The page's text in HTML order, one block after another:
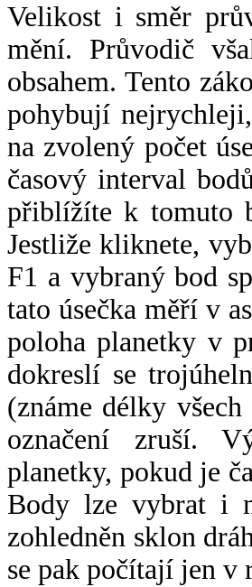
Velikost i směr
mění. Průvodič
obsahem. Tento
pohybují
na zvolený počet
časový interval
přiblížíte k tomuto
Jestliže kliknete,
F1 a vybraný bod
tato úsečka měří v
poloha planetky v
dokreslí se
(známe délky
označení zruší.
planetky, pokud je
Body lze vybrat i
zohledněn sklon
se pak počítají jen